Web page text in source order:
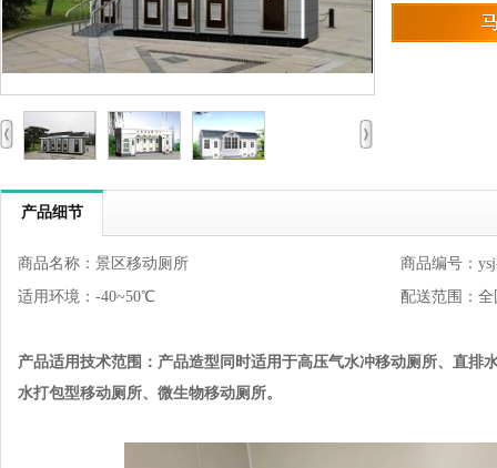
产品细节
商品名称：景区移动厕所
商品编号：
适用环境：-40~50℃
配送范围：全
产品适用技术范围： 产品造型同时适用于高压气水冲移动厕所、直排
水打包型移动厕所、微生物移动厕所。